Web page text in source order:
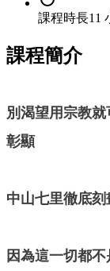
課程時長11
課程簡介
別渴望用宗教
彰顯
中山七里徹底
因為這一切都